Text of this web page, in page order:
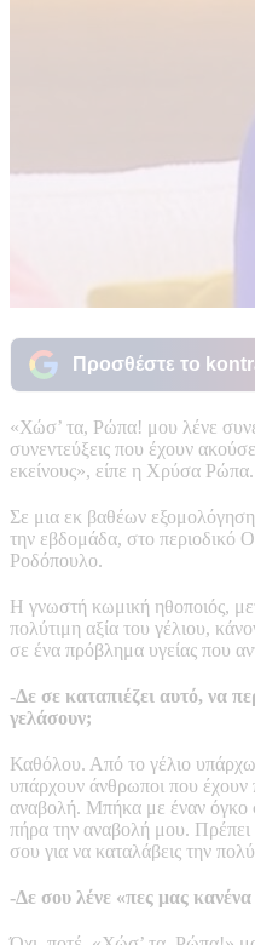
Προσθέστε το
«Χώσ’ τα, Ρώπα! μου λένε
συνεντεύξεις που έχουν
εκείνους», είπε η Χρύσα Ρώπα.
Σε μια εκ βαθέων
την εβδομάδα, στο περιοδικό
Ροδόπουλο.
Η γνωστή κωμική ηθοποιός,
πολύτιμη αξία του γέλιου,
σε ένα πρόβλημα υγείας που
-Δε σε καταπιέζει αυτό, να
γελάσουν;
Καθόλου. Από το γέλιο υπάρχω
υπάρχουν άνθρωποι που
αναβολή. Μπήκα με έναν όγκο
πήρα την αναβολή μου. Πρέπει
σου για να καταλάβεις την
-Δε σου λένε «πες μας κανένα